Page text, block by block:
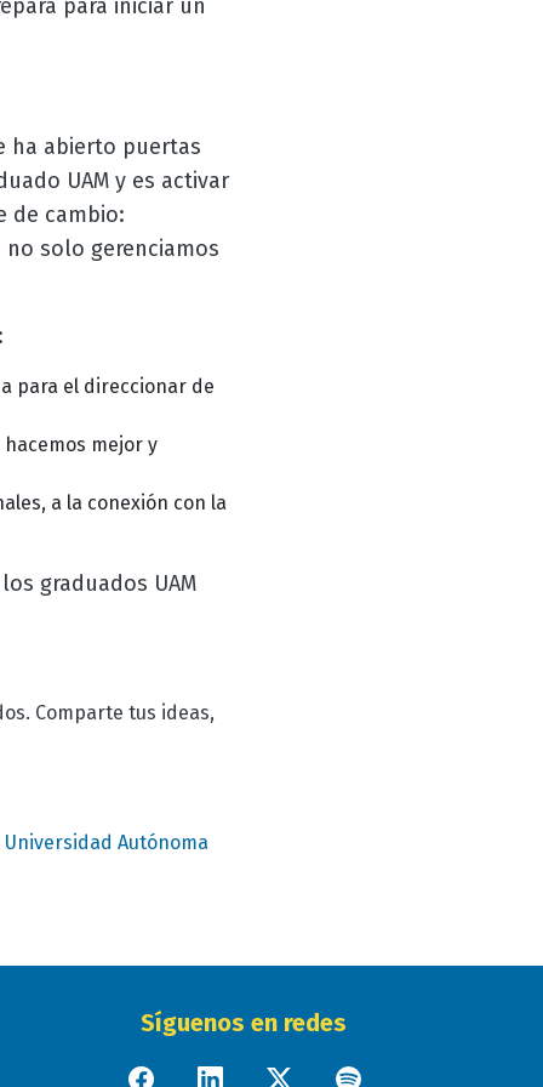
para iniciar un
ha abierto puertas
UAM y es activar
de cambio:
solo gerenciamos
para el direccionar de
mejor y
a la conexión con la
graduados UAM
Comparte tus ideas,
Autónoma
Síguenos en redes